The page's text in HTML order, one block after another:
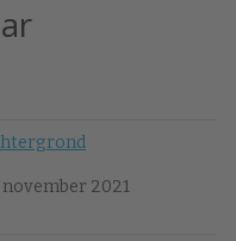
november 2021